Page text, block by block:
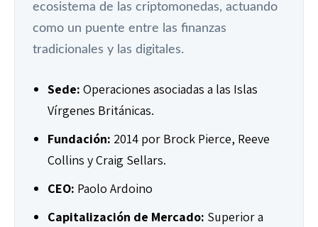
ecosistema de las criptomonedas, actuando
como un puente entre las finanzas
tradicionales y las digitales.
Sede: Operaciones asociadas a las Islas
Vírgenes Británicas.
Fundación: 2014 por Brock Pierce, Reeve
Collins y Craig Sellars.
CEO: Paolo Ardoino
Capitalización de Mercado: Superior a